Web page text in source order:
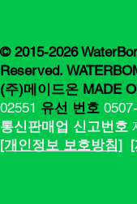
© 2015-2026
Reserved.
(주)메이드온 MADE
02551 유선 번호
통신판매업 신고번호
[​​개인정보 보호방침]